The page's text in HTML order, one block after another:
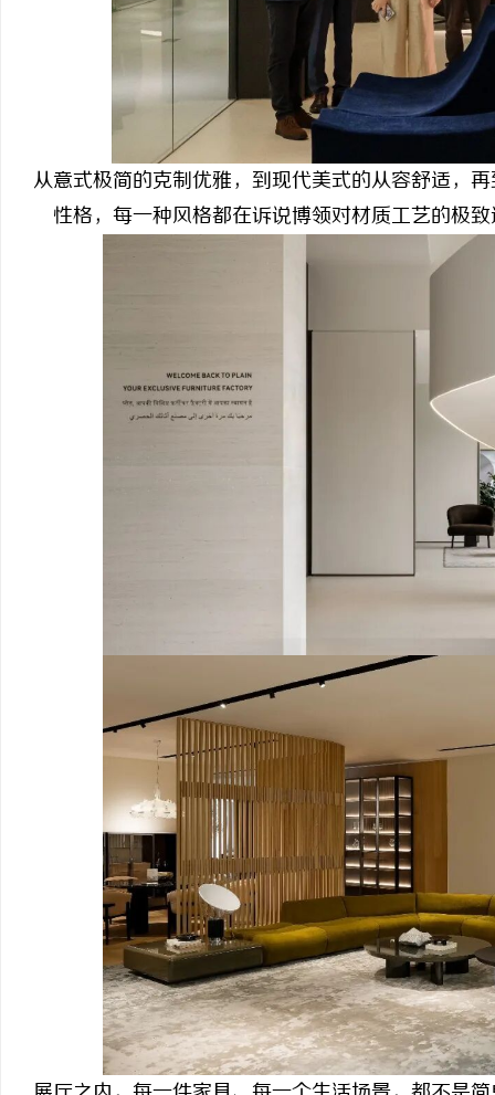
从意式极简的克制优雅，到现代美式的从容舒适，
性格，每一种风格都在诉说博领对材质工艺的极